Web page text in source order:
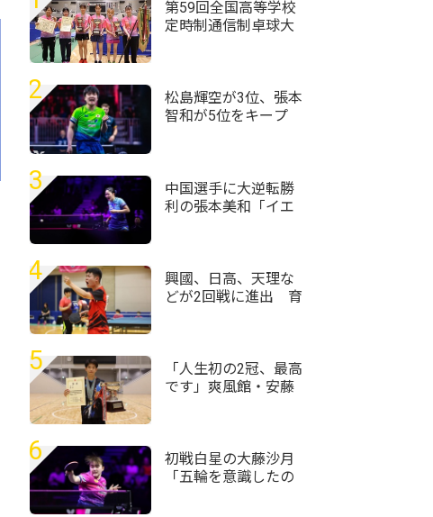
第59回全国高等学校
定時制通信制卓球大
2
松島輝空が3位、張本
智和が5位をキープ
キング（2026年第32
週）
3
中国選手に大逆転勝
利の張本美和「イエ
オンズ横浜2026＞
4
興國、日高、天理な
どが2回戦に進出 育
校対抗＞
5
「人生初の2冠、最高
です」爽風館・安藤
国高等学校定時制通
信制卓球大会＞
6
初戦白星の大藤沙月
「五輪を意識したの